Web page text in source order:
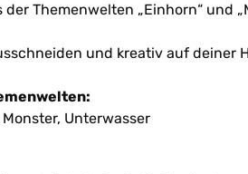
der Themenwelten „Einhorn“
und kreativ auf deiner
Unterwasser